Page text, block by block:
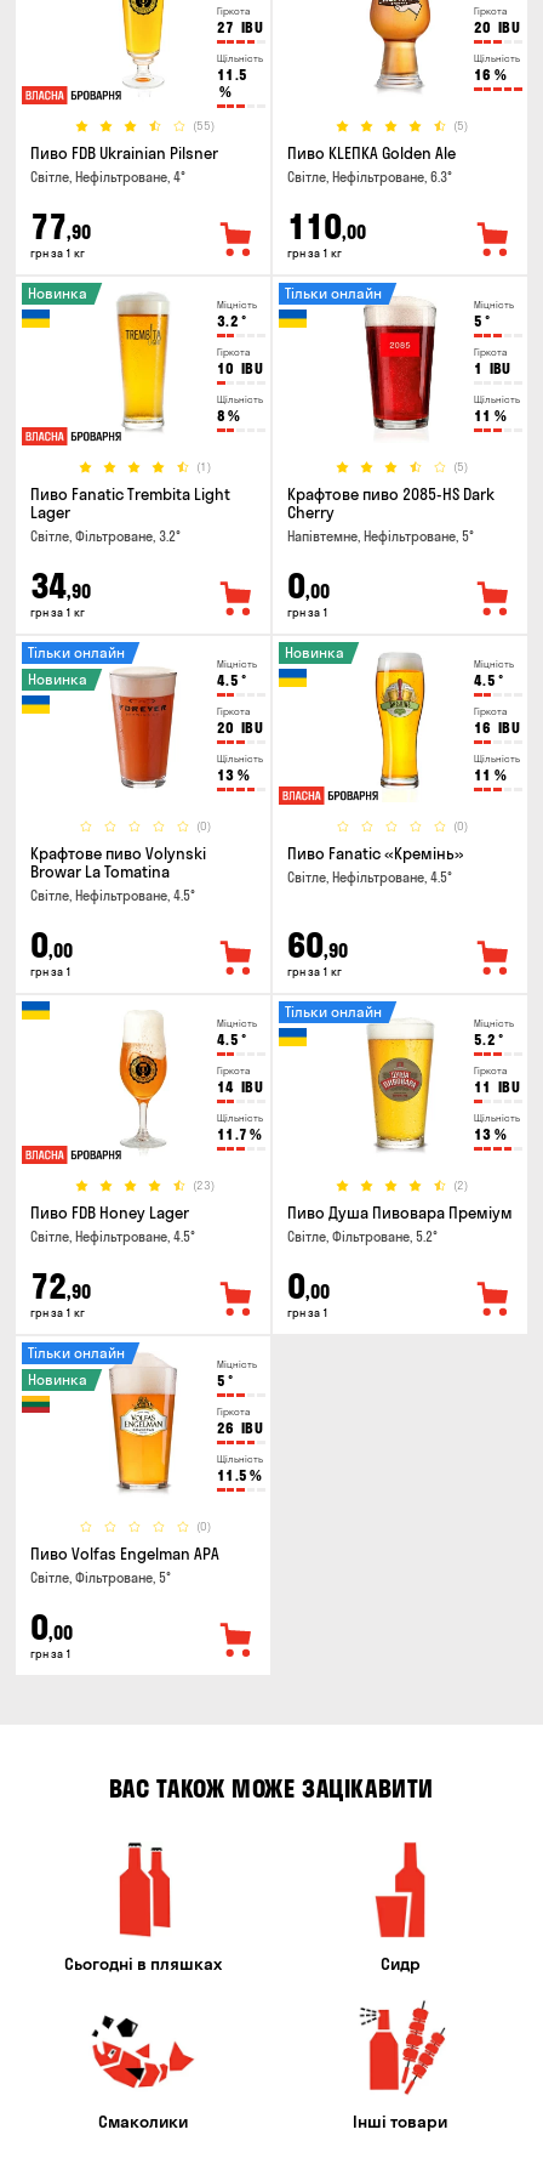
Гіркота
27 IBU
Щільність
11.5
%
(55)
Пиво FDB Ukrainian Pilsner
Світле, Нефільтроване, 4°
77,90
грн за 1 кг
Гіркота
20 IBU
Щільність
16 %
(5)
Пиво KLEПКА Golden Ale
Світле, Нефільтроване, 6.3°
110,00
грн за 1 кг
Міцність
3.2 °
Гіркота
10 IBU
Щільність
8 %
(1)
Новинка
Пиво Fanatic Trembita Light
Lager
Світле, Фільтроване, 3.2°
34,90
грн за 1 кг
Міцність
5 °
Гіркота
1 IBU
Щільність
11 %
(5)
Тільки онлайн
Крафтове пиво 2085-HS Dark
Cherry
Напівтемне, Нефільтроване, 5°
0,00
грн за 1
Міцність
4.5 °
Гіркота
20 IBU
Щільність
13 %
(0)
Тільки онлайн
Новинка
Крафтове пиво Volynski
Browar La Tomatina
Світле, Нефільтроване, 4.5°
0,00
грн за 1
Міцність
4.5 °
Гіркота
16 IBU
Щільність
11 %
(0)
Новинка
Пиво Fanatic «Кремінь»
Світле, Нефільтроване, 4.5°
60,90
грн за 1 кг
Міцність
4.5 °
Гіркота
14 IBU
Щільність
11.7 %
(23)
Пиво FDB Honey Lager
Світле, Нефільтроване, 4.5°
72,90
грн за 1 кг
Міцність
5.2 °
Гіркота
11 IBU
Щільність
13 %
(2)
Тільки онлайн
Пиво Душа Пивовара Преміум
Світле, Фільтроване, 5.2°
0,00
грн за 1
Міцність
5 °
Гіркота
26 IBU
Щільність
11.5 %
(0)
Тільки онлайн
Новинка
Пиво Volfas Engelman APA
Світле, Фільтроване, 5°
0,00
грн за 1
ВАС ТАКОЖ МОЖЕ ЗАЦІКАВИТИ
Сьогодні в пляшках Сидр
Смаколики Інші товари